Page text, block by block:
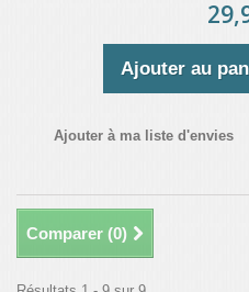
Ajouter au
Ajouter à ma liste d'envies
Comparer (0)